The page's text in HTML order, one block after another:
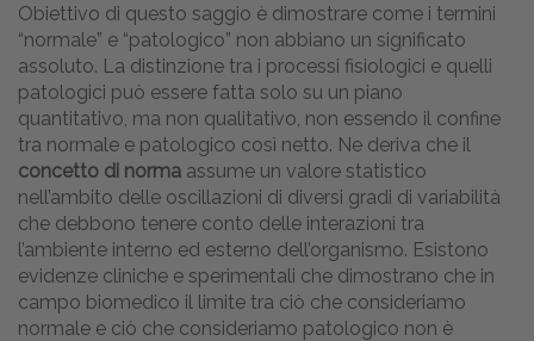
Obiettivo di questo saggio è dimostrare come i termini
“normale” e “patologico” non abbiano un significato
assoluto. La distinzione tra i processi fisiologici e quelli
patologici può essere fatta solo su un piano
quantitativo, ma non qualitativo, non essendo il confine
tra normale e patologico così netto. Ne deriva che il
concetto di norma assume un valore statistico
nell’ambito delle oscillazioni di diversi gradi di variabilità
che debbono tenere conto delle interazioni tra
l’ambiente interno ed esterno dell’organismo. Esistono
evidenze cliniche e sperimentali che dimostrano che in
campo biomedico il limite tra ciò che consideriamo
normale e ciò che consideriamo patologico non è